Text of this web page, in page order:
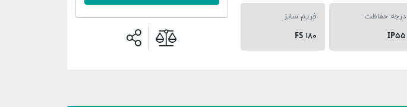
درجه حفاظت
IP۵۵
فریم سایز
FS ۱۸۰